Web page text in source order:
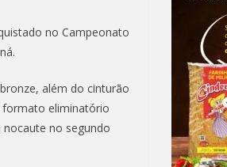
no Campeonato
além do cinturão
formato eliminatório
nocaute no segundo